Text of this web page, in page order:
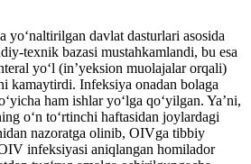
yo‘naltirilgan davlat dasturlari asosida
texnik bazasi mustahkamlandi, bu esa
yo‘l (in’yeksion muolajalar orqali)
kamaytirdi. Infeksiya onadan bolaga
ham ishlar yo‘lga qo‘yilgan. Ya’ni,
o‘n to‘rtinchi haftasidan joylardagi
nazoratga olinib, OIVga tibbiy
infeksiyasi aniqlangan homilador